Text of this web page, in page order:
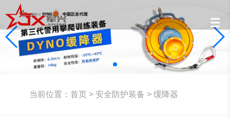
当前位置： 首页 > 安全防护装备 > 缓降器